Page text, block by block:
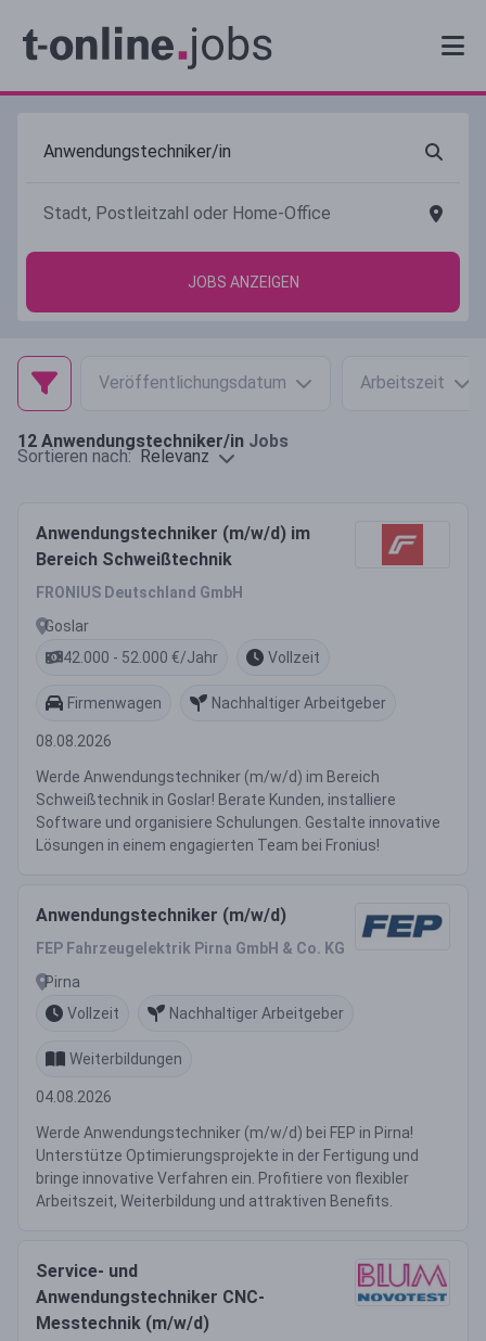
JOBS ANZEIGEN
Veröffentlichungsdatum Arbeitszeit
12 Anwendungstechniker/in Jobs
Sortieren nach: Relevanz
Anwendungstechniker (m/w/d) im
Bereich Schweißtechnik
FRONIUS Deutschland GmbH
Goslar
42.000 - 52.000 €/Jahr
Vollzeit
Firmenwagen Nachhaltiger Arbeitgeber
08.08.2026
Werde Anwendungstechniker (m/w/d) im Bereich
Schweißtechnik in Goslar! Berate Kunden, installiere
Software und organisiere Schulungen. Gestalte innovative
Lösungen in einem engagierten Team bei Fronius!
Anwendungstechniker (m/w/d)
FEP Fahrzeugelektrik Pirna GmbH & Co. KG
Pirna
Vollzeit
Nachhaltiger Arbeitgeber
Weiterbildungen
04.08.2026
Werde Anwendungstechniker (m/w/d) bei FEP in Pirna!
Unterstütze Optimierungsprojekte in der Fertigung und
bringe innovative Verfahren ein. Profitiere von flexibler
Arbeitszeit, Weiterbildung und attraktiven Benefits.
Service- und
Anwendungstechniker CNC-
Messtechnik (m/w/d)